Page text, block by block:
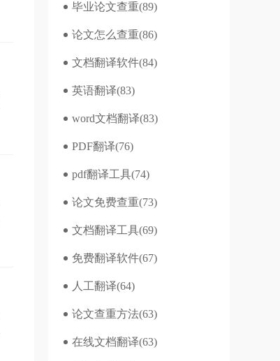
毕业论文查重(89)
论文怎么查重(86)
文档翻译软件(84)
英语翻译(83)
word文档翻译(83)
PDF翻译(76)
pdf翻译工具(74)
论文免费查重(73)
文档翻译工具(69)
免费翻译软件(67)
人工翻译(64)
论文查重方法(63)
在线文档翻译(63)